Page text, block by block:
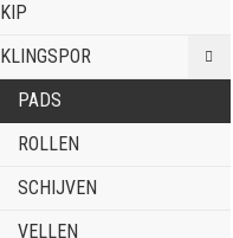
KIP
KLINGSPOR
PADS
ROLLEN
SCHIJVEN
VELLEN